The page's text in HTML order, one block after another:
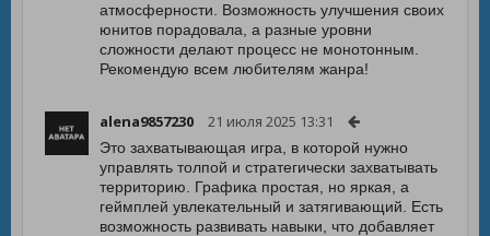
атмосферности. Возможность улучшения своих
юнитов порадовала, а разные уровни
сложности делают процесс не монотонным.
Рекомендую всем любителям жанра!
alena9857230 21 июля 2025 13:31
Это захватывающая игра, в которой нужно
управлять толпой и стратегически захватывать
территорию. Графика простая, но яркая, а
геймплей увлекательный и затягивающий. Есть
возможность развивать навыки, что добавляет